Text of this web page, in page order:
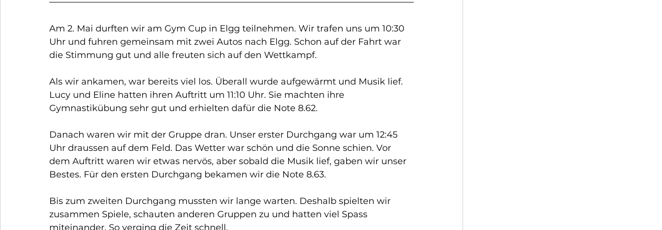
Am 2. Mai durften wir am Gym Cup in Elgg teilnehmen. Wir trafen uns um 10:30
Uhr und fuhren gemeinsam mit zwei Autos nach Elgg. Schon auf der Fahrt war
die Stimmung gut und alle freuten sich auf den Wettkampf.
Als wir ankamen, war bereits viel los. Überall wurde aufgewärmt und Musik lief.
Lucy und Eline hatten ihren Auftritt um 11:10 Uhr. Sie machten ihre
Gymnastikübung sehr gut und erhielten dafür die Note 8.62.
Danach waren wir mit der Gruppe dran. Unser erster Durchgang war um 12:45
Uhr draussen auf dem Feld. Das Wetter war schön und die Sonne schien. Vor
dem Auftritt waren wir etwas nervös, aber sobald die Musik lief, gaben wir unser
Bestes. Für den ersten Durchgang bekamen wir die Note 8.63.
Bis zum zweiten Durchgang mussten wir lange warten. Deshalb spielten wir
zusammen Spiele, schauten anderen Gruppen zu und hatten viel Spass
miteinander. So verging die Zeit schnell.